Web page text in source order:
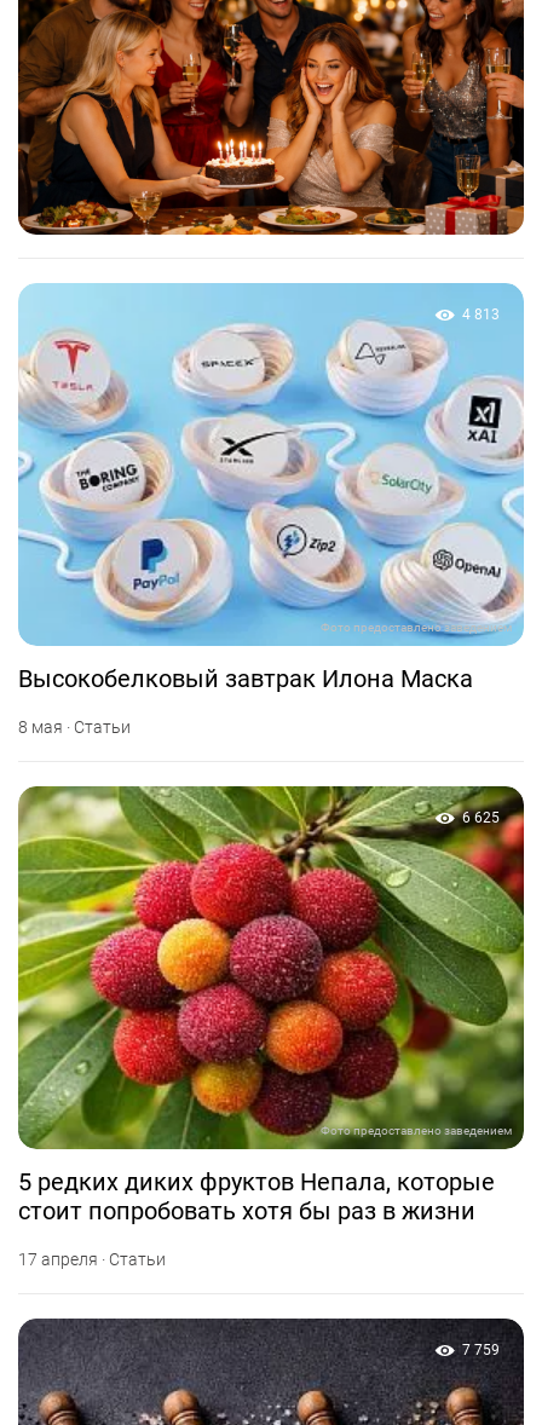
Фото предоставлено заведением
4 813
Высокобелковый завтрак Илона Маска
8 мая · Статьи
Фото предоставлено заведением
6 625
5 редких диких фруктов Непала, которые
стоит попробовать хотя бы раз в жизни
17 апреля · Статьи
7 759